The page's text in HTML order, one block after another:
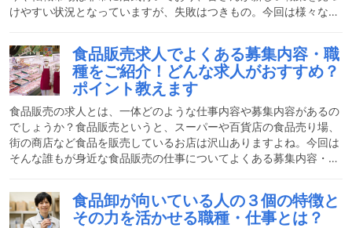
けやすい状況となっていますが、失敗はつきもの。今回は様々な角
行動から人気な職業などもお話しできればと思います。食品販売の
転職で注意した方が良い3個のことそれまでのスキルが活かせるか
同じ業界からの転職の際はさほど気にすることはないですが、異業
種からの転職の場合はこれまでの自分のスキルが食品販売の仕事に
活かせるかどうかを確認する必要があります。幸い食品販売業界は
受
食品販売求人でよくある募集内容・職
種をご紹介！どんな求人がおすすめ？
ポイント教えます
食品販売の求人とは、一体どのような仕事内容や募集内容があるの
でしょうか？食品販売というと、スーパーや百貨店の食品売り場、
街の商店など食品を販売しているお店は沢山ありますよね。今回は
そんな誰もが身近な食品販売の仕事についてよくある募集内容・募
販売の大まかな仕事内容大まかな仕事内容食品販売の仕事内容は、
店舗において商品を手配し、お客様がお買い物しやすいように商品
を並べた売り場を管理し、接客を通じて販売し、レジにて清算をし
食品卸が向いている人の３個の特徴と
その力を活かせる職種・仕事とは？